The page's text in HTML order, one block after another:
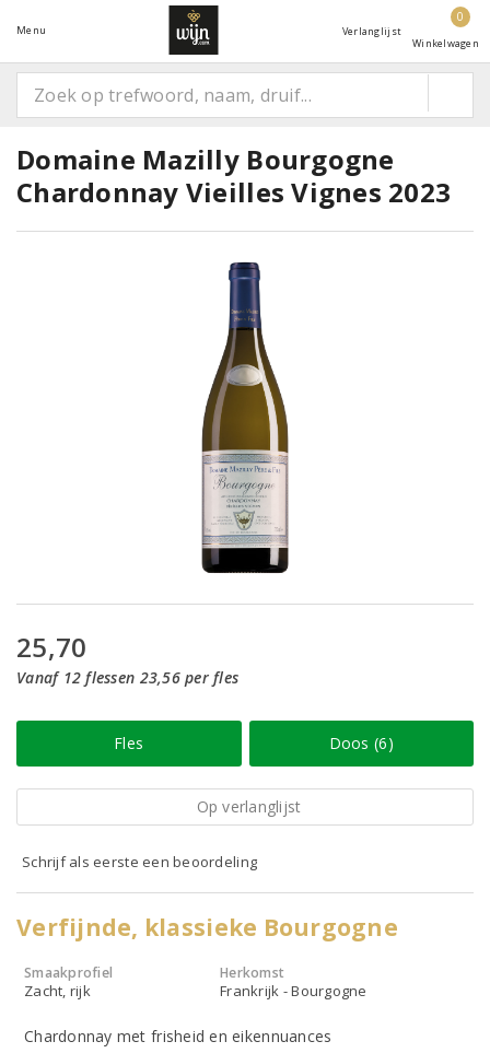
Menu Verlanglijst
0
Winkelwagen
Domaine Mazilly Bourgogne
Chardonnay Vieilles Vignes 2023
25,70
Vanaf 12 flessen 23,56 per fles
Fles Doos (6)
Op verlanglijst
Schrijf als eerste een beoordeling
Verfijnde, klassieke Bourgogne
Smaakprofiel
Zacht, rijk
Herkomst
Frankrijk - Bourgogne
Chardonnay met frisheid en eikennuances